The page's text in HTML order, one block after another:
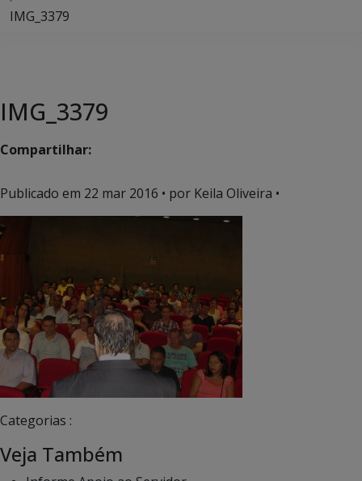
IMG_3379
IMG_3379
Compartilhar:
Publicado em 22 mar 2016 • por Keila Oliveira •
Categorias :
Veja Também